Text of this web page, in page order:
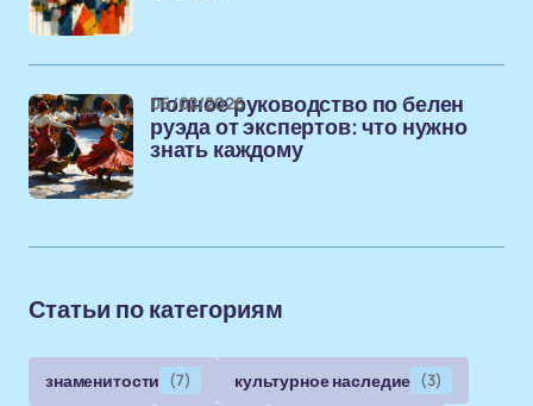
Полное руководство по белен
руэда от экспертов: что нужно
знать каждому
06/02/2026
Статьи по категориям
знаменитости (7) культурное наследие (3)